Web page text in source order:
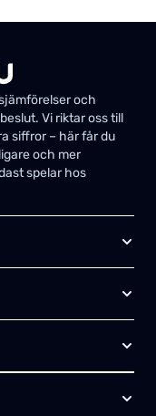
och
Vi riktar oss till
siffror – här får du
och mer
spelar hos